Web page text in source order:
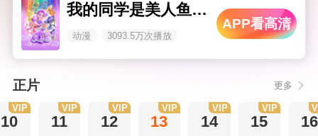
我的同学是美人鱼 第二季
动漫 3093.5万次播放
APP看高清
正片 更多
10
VIP
11
VIP
12
VIP
13
VIP
14
VIP
15
VIP
16